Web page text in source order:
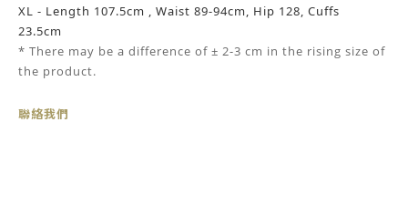
XL - Length 107.5cm , Waist 89-94cm, Hip 128, Cuffs
23.5cm
* There may be a difference of ± 2-3 cm in the rising size of
the product.
聯絡我們